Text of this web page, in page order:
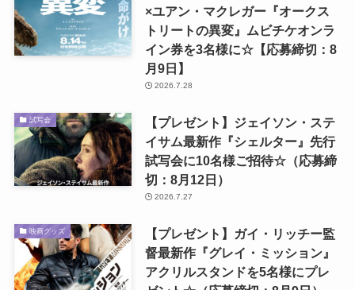
×ユアン・マクレガー『オークス
トリートの異変』ムビチケオンラ
イン券を3名様に☆【応募締切：8
月9日】
2026.7.28
試写会
【プレゼント】ジェイソン・ステ
イサム最新作『シェルター』先行
試写会に10名様ご招待☆（応募締
切：8月12日）
2026.7.27
映画グッズ
【プレゼント】ガイ・リッチー監
督最新作『グレイ・ミッション』
アクリルスタンドを5名様にプレ